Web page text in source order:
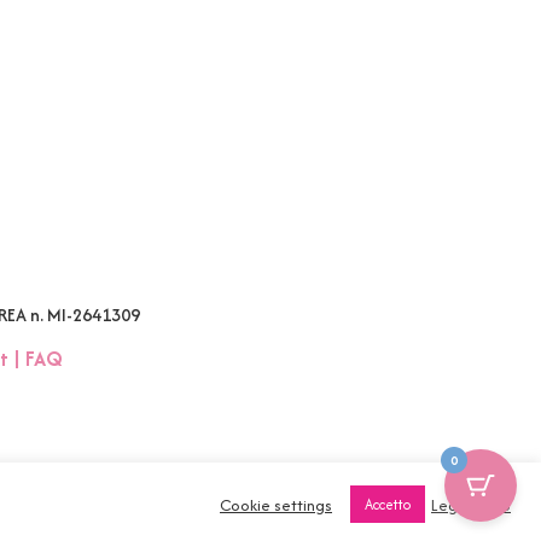
n. MI-2641309
| FAQ
Cookie settings Accetto Leggi tutto
0